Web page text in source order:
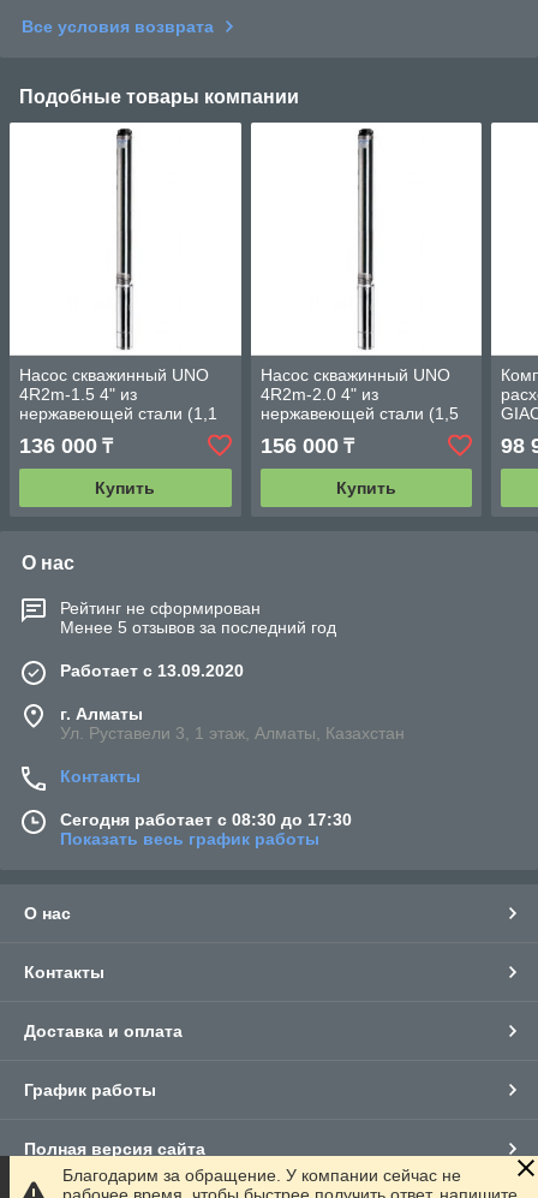
Все условия возврата
Подобные товары компании
Насос скважинный UNO
4R2m-1.5 4" из
нержавеющей стали (1,1
136 000 ₸
Купить
Насос скважинный UNO
4R2m-2.0 4" из
нержавеющей стали (1,5
156 000₸
Купить
98
О нас
Рейтинг не сформирован
Менее 5 отзывов за последний год
Работает с 13.09.2020
г. Алматы
Ул. Руставели 3, 1 этаж, Алматы, Казахстан
Контакты
Сегодня работает с 08:30 до 17:30
Показать весь график работы
О нас
Контакты
Доставка и оплата
График работы
Полная версия сайта
Благодарим за обращение. У компании сейчас не